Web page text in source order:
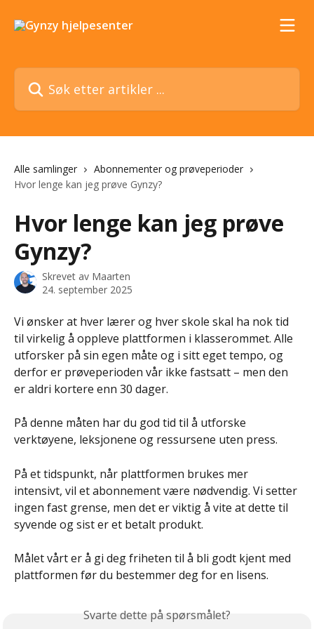
Søk etter artikler ...
Alle samlinger
Abonnementer og prøveperioder
Hvor lenge kan jeg prøve Gynzy?
Hvor lenge kan jeg prøve
Gynzy?
Skrevet av Maarten
24. september 2025
Vi ønsker at hver lærer og hver skole skal ha nok tid
til virkelig å oppleve plattformen i klasserommet. Alle
utforsker på sin egen måte og i sitt eget tempo, og
derfor er prøveperioden vår ikke fastsatt – men den
er aldri kortere enn 30 dager.
På denne måten har du god tid til å utforske
verktøyene, leksjonene og ressursene uten press.
På et tidspunkt, når plattformen brukes mer
intensivt, vil et abonnement være nødvendig. Vi setter
ingen fast grense, men det er viktig å vite at dette til
syvende og sist er et betalt produkt.
Målet vårt er å gi deg friheten til å bli godt kjent med
plattformen før du bestemmer deg for en lisens.
Svarte dette på spørsmålet?